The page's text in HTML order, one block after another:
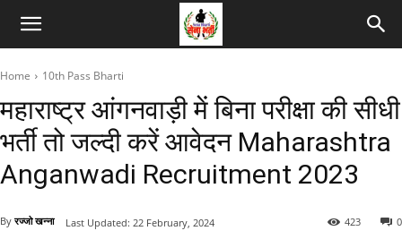
Home 10th Pass Bharti
महाराष्ट्र आंगनवाड़ी में बिना परीक्षा की सीधी
भर्ती तो जल्दी करें आवेदन Maharashtra
Anganwadi Recruitment 2023
By रज्जो खन्ना 0
423
Last Updated: 22 February, 2024